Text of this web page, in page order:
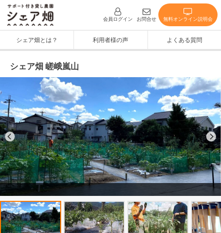
会員ログイン お問合せ 無料オンライン説明会
シェア畑とは？ 利用者様の声 よくある質問
シェア畑 嵯峨嵐山